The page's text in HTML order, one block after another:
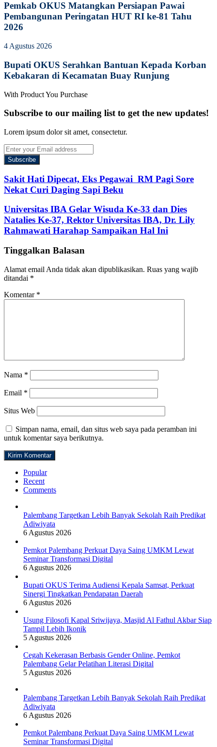
Pemkab OKUS Matangkan Persiapan Pawai
Pembangunan Peringatan HUT RI ke-81 Tahu
2026
4 Agustus 2026
Bupati OKUS Serahkan Bantuan Kepada Korban
Kebakaran di Kecamatan Buay Runjung
With Product You Purchase
Subscribe to our mailing list to get the new updates!
Lorem ipsum dolor sit amet, consectetur.
Enter
your
Email
address
Sakit Hati Dipecat, Eks Pegawai RM Pagi Sore
Nekat Curi Daging Sapi Beku
Universitas IBA Gelar Wisuda Ke-33 dan Dies
Natalies Ke-37, Rektor Universitas IBA, Dr. Lily
Rahmawati Harahap Sampaikan Hal Ini
Tinggalkan Balasan
Alamat email Anda tidak akan dipublikasikan. Ruas yang wajib
ditandai *
Komentar *
Nama *
Email *
Situs Web
Simpan nama, email, dan situs web saya pada peramban ini
untuk komentar saya berikutnya.
Popular
Recent
Comments
Palembang Targetkan Lebih Banyak Sekolah Raih Predikat
Adiwiyata
6 Agustus 2026
Pemkot Palembang Perkuat Daya Saing UMKM Lewat
Seminar Transformasi Digital
6 Agustus 2026
Bupati OKUS Terima Audiensi Kepala Samsat, Perkuat
Sinergi Tingkatkan Pendapatan Daerah
6 Agustus 2026
Usung Filosofi Kapal Sriwijaya, Masjid Al Fathul Akbar Siap
Tampil Lebih Ikonik
5 Agustus 2026
Cegah Kekerasan Berbasis Gender Online, Pemkot
Palembang Gelar Pelatihan Literasi Digital
5 Agustus 2026
Palembang Targetkan Lebih Banyak Sekolah Raih Predikat
Adiwiyata
6 Agustus 2026
Pemkot Palembang Perkuat Daya Saing UMKM Lewat
Seminar Transformasi Digital